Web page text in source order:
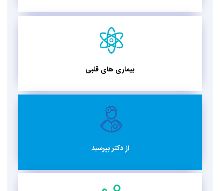
بیماری های قلبی
از دکتر بپرسید